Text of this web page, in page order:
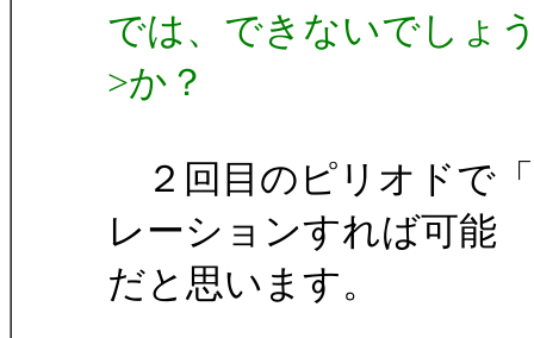
では、できないでしょ
>か？
２回目のピリオドで「
レーションすれば可能
だと思います。